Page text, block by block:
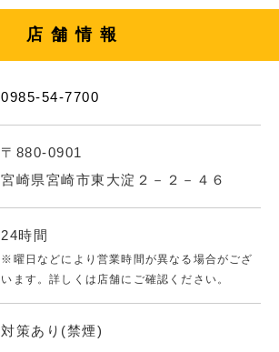
店舗情報
0985-54-7700
〒880-0901
宮崎県宮崎市東大淀２－２－４６
24時間
※曜日などにより営業時間が異なる場合がござ
います。詳しくは店舗にご確認ください。
対策あり(禁煙)